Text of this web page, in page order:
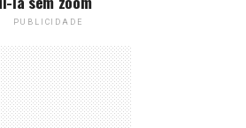
PUBLICIDADE